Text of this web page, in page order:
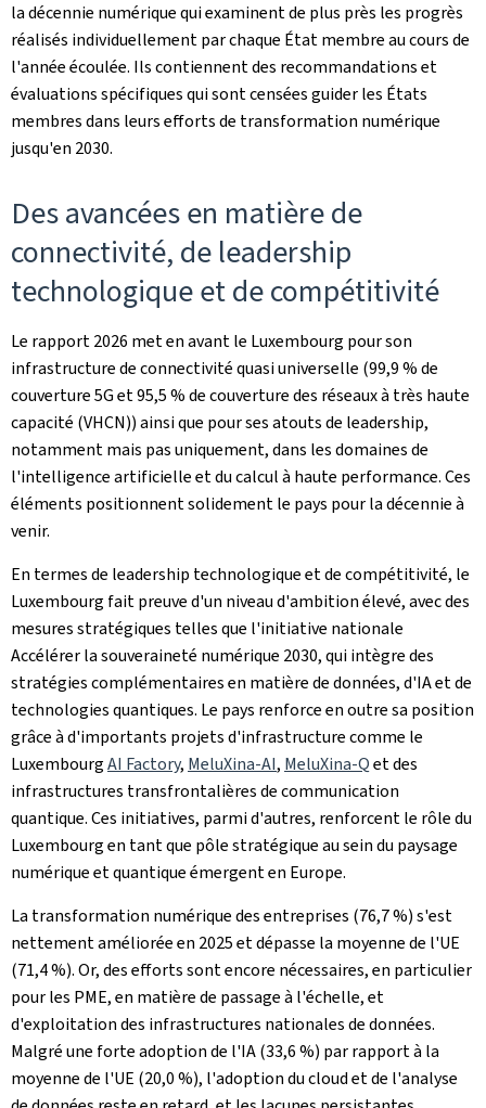
la décennie numérique qui examinent de plus près les progrès
réalisés individuellement par chaque État membre au cours de
l'année écoulée. Ils contiennent des recommandations et
évaluations spécifiques qui sont censées guider les États
membres dans leurs efforts de transformation numérique
jusqu'en 2030.
Des avancées en matière de
connectivité, de leadership
technologique et de compétitivité
Le rapport 2026 met en avant le Luxembourg pour son
infrastructure de connectivité quasi universelle (99,9 % de
couverture 5G et 95,5 % de couverture des réseaux à très haute
capacité (VHCN)) ainsi que pour ses atouts de leadership,
notamment mais pas uniquement, dans les domaines de
l'intelligence artificielle et du calcul à haute performance. Ces
éléments positionnent solidement le pays pour la décennie à
venir.
En termes de leadership technologique et de compétitivité, le
Luxembourg fait preuve d'un niveau d'ambition élevé, avec des
mesures stratégiques telles que l'initiative nationale
Accélérer la souveraineté numérique 2030, qui intègre des
stratégies complémentaires en matière de données, d'IA et de
technologies quantiques. Le pays renforce en outre sa position
grâce à d'importants projets d'infrastructure comme le
LuxembourgAI Factory, MeluXina-AI, MeluXina-Qet des
infrastructures transfrontalières de communication
quantique. Ces initiatives, parmi d'autres, renforcent le rôle du
Luxembourg en tant que pôle stratégique au sein du paysage
numérique et quantique émergent en Europe.
La transformation numérique des entreprises (76,7 %) s'est
nettement améliorée en 2025 et dépasse la moyenne de l'UE
(71,4 %). Or, des efforts sont encore nécessaires, en particulier
pour les PME, en matière de passage à l'échelle, et
d'exploitation des infrastructures nationales de données.
Malgré une forte adoption de l'IA (33,6 %) par rapport à la
moyenne de l'UE (20,0 %), l'adoption du cloud et de l'analyse